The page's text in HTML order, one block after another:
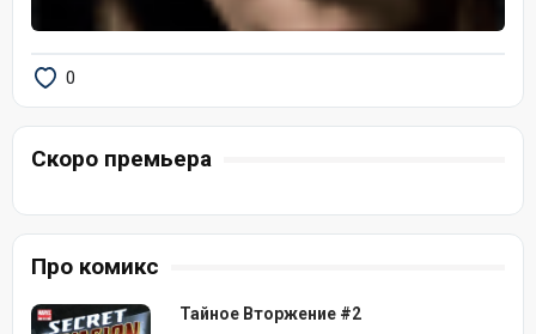
0
Скоро премьера
Про комикс
Тайное Вторжение #2